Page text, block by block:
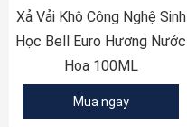
Xả Vải Khô Công Nghệ Sinh
Học Bell Euro Hương Nước
Hoa 100ML
Mua ngay